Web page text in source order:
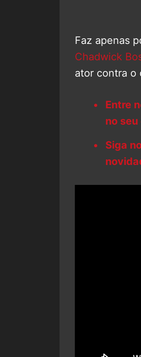
Faz apenas
Chadwick
ator contra o
Entre
no
Siga